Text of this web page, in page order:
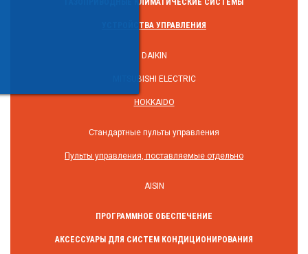
ГАЗОПРИВОДНЫЕ КЛИМАТИЧЕСКИЕ СИСТЕМЫ
УСТРОЙСТВА УПРАВЛЕНИЯ
DAIKIN
MITSUBISHI ELECTRIC
HOKKAIDO
Стандартные пульты управления
Пульты управления, поставляемые отдельно
AISIN
ПРОГРАММНОЕ ОБЕСПЕЧЕНИЕ
АКСЕССУАРЫ ДЛЯ СИСТЕМ КОНДИЦИОНИРОВАНИЯ